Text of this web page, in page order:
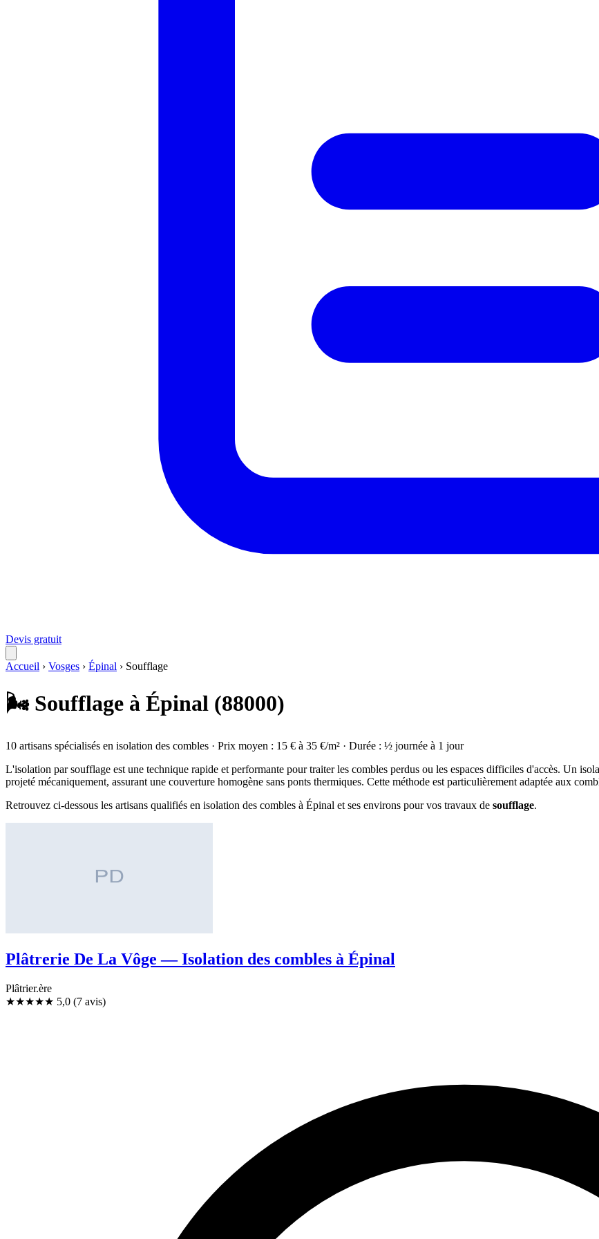
Devis gratuit
Accueil › Vosges › Épinal › Soufflage
🌬️ Soufflage à Épinal (88000)
10 artisans spécialisés en isolation des combles · Prix moyen : 15 € à 35 €/m² · Durée : ½ journée à 1 jour
L'isolation par soufflage est une technique rapide et performante pour traiter les combles perdus ou les espaces difficiles d'accès. Un
projeté mécaniquement, assurant une couverture homogène sans ponts thermiques. Cette méthode est particulièrement adaptée aux
Retrouvez ci-dessous les artisans qualifiés en isolation des combles à Épinal et ses environs pour vos travaux de soufflage.
Plâtrerie De La Vôge — Isolation des combles à Épinal
Plâtrier.ère
★★★★★ 5,0 (7 avis)